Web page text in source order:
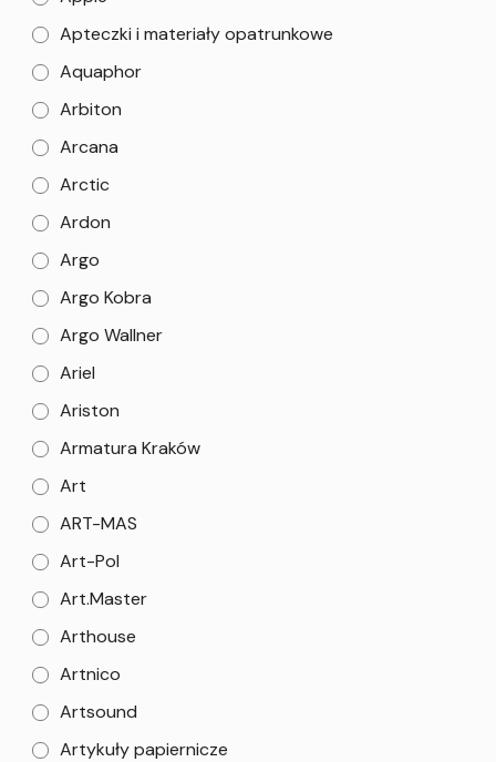
Apteczki i materiały opatrunkowe
Aquaphor
Arbiton
Arcana
Arctic
Ardon
Argo
Argo Kobra
Argo Wallner
Ariel
Ariston
Armatura Kraków
Art
ART-MAS
Art-Pol
Art.Master
Arthouse
Artnico
Artsound
Artykuły papiernicze